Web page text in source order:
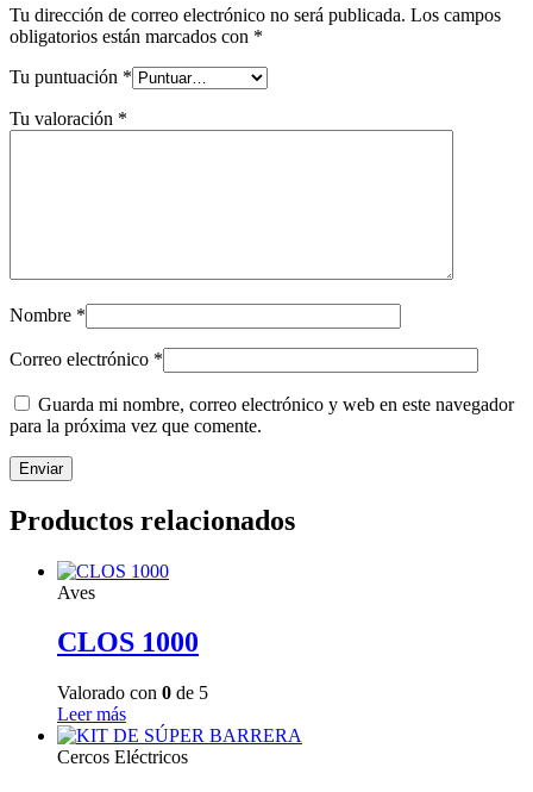
Tu dirección de correo electrónico no será publicada. Los campos
obligatorios están marcados con *
Tu puntuación *
Tu valoración *
Nombre *
Correo electrónico *
Guarda mi nombre, correo electrónico y web en este navegador
para la próxima vez que comente.
Productos relacionados
Aves
CLOS 1000
Valorado con 0 de 5
Leer más
Cercos Eléctricos